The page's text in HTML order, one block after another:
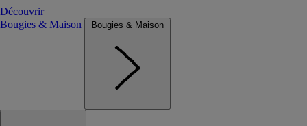
Découvrir
Bougies & Maison
Bougies & Maison